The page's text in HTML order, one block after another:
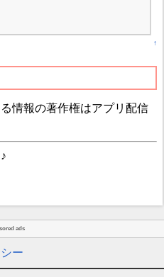
↑
情報の著作権はアプリ配信
ads
ー